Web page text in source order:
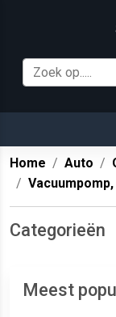
Home Auto
Categorieën
Meest